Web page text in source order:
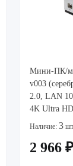
Мини-ПК/
v003
2.0, LAN
4K Ultra
+ 5-core
Наличие:3
2 966 ₽